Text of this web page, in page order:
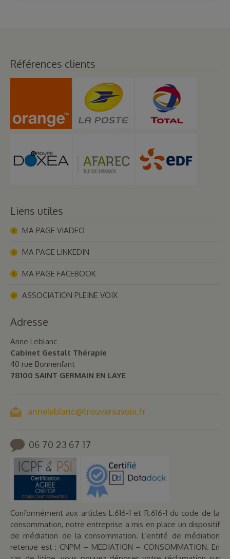
Références clients
Liens utiles
MA PAGE VIADEO
MA PAGE LINKEDIN
MA PAGE FACEBOOK
ASSOCIATION PLEINE VOIX
Adresse
Anne Leblanc
Cabinet Gestalt Thérapie
40 rue Bonnenfant
78100 SAINT GERMAIN EN LAYE
anneleblanc@trouversavoix.fr
06 70 23 67 17
Conformément aux articles L.616-1 et R.616-1 du code de la
consommation, notre entreprise a mis en place un dispositif
de médiation de la consommation. L’entité de médiation
retenue est : CNPM – MEDIATION – CONSOMMATION. En